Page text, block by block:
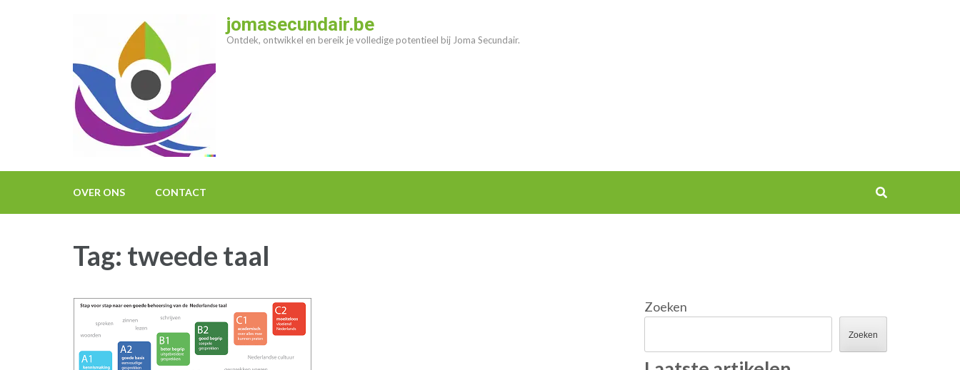
jomasecundair.be
Ontdek, ontwikkel en bereik je volledige potentieel bij Joma Secundair.
OVER ONS CONTACT
Tag: tweede taal
Zoeken
Zoeken